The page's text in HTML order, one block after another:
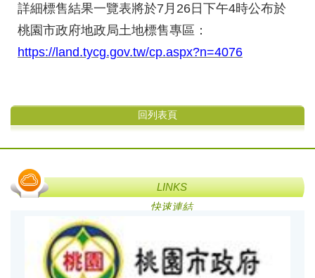
詳細標售結果一覽表將於7月26日下午4時公布於
桃園市政府地政局土地標售專區：
https://land.tycg.gov.tw/cp.aspx?n=4076
回列表頁
LINKS
快速連結